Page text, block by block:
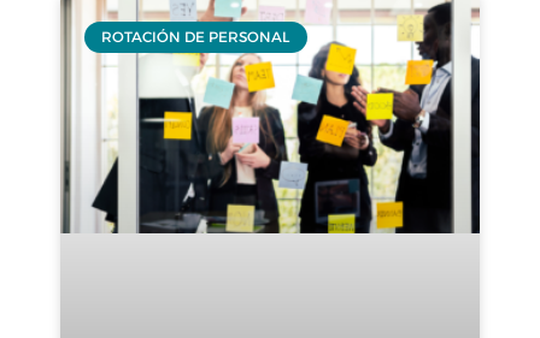
ROTACIÓN DE PERSONAL